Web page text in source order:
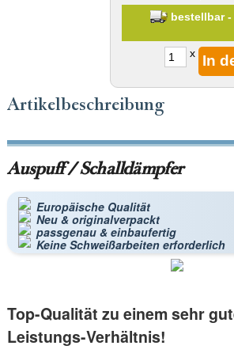
bestellbar
x
Artikelbeschreibung
Auspuff / Schalldämpfer
Europäische Qualität
Neu & originalverpackt
passgenau & einbaufertig
Keine Schweißarbeiten erforderlich
Top-Qualität zu einem sehr
Leistungs-Verhältnis!